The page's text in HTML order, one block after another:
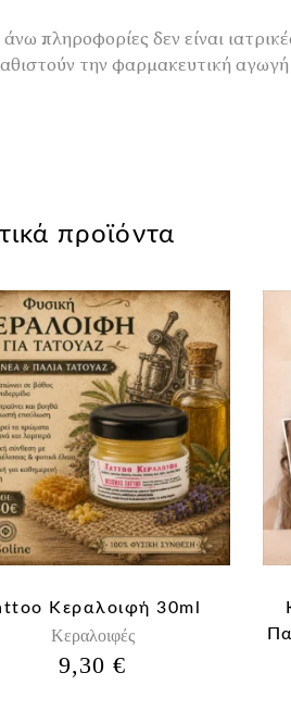
πληροφορίες δεν είναι
την φαρμακευτική
προϊόντα
Κεραλοιφή 30ml
Κεραλοιφές
9,30€